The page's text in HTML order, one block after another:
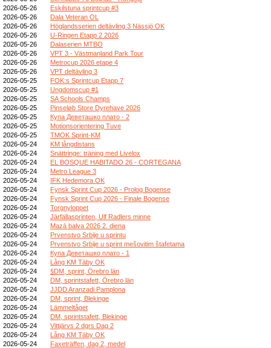
2026-05-26
Eskilstuna sprintcup #3
2026-05-26
Dala Veteran OL
2026-05-26
Höglandsserien deltävling 3 Nässjö OK
2026-05-26
U-Ringen Etapp 2 2026
2026-05-26
Dalaserien MTBO
2026-05-26
VPT 3 - Västmanland Park Tour
2026-05-26
Metrocup 2026 etape 4
2026-05-26
VPT deltävling 3
2026-05-25
FOK:s Sprintcup Etapp 7
2026-05-25
Ungdomscup #1
2026-05-25
SA Schools Champs
2026-05-25
Pinseløb Store Dyrehave 2026
2026-05-25
Купа Деветашко плато - 2
2026-05-25
Motionsorientering Tuve
2026-05-25
TMOK Sprint-KM
2026-05-24
KM långdistans
2026-05-24
Snättringe: träning med Livelox
2026-05-24
EL BOSQUE HABITADO 26 - CORTEGANA
2026-05-24
Metro League 3
2026-05-24
IFK Hedemora OK
2026-05-24
Fynsk Sprint Cup 2026 - Prolog Bogense
2026-05-24
Fynsk Sprint Cup 2026 - Finale Bogense
2026-05-24
Torgnyloppet
2026-05-24
Järfällasprinten, Ulf Radlers minne
2026-05-24
Mazā balva 2026 2. diena
2026-05-24
Prvenstvo Srbije u sprintu
2026-05-24
Prvenstvo Srbije u sprint mešovitim štafetama
2026-05-24
Купа Деветашко плато - 1
2026-05-24
Lång KM Täby OK
2026-05-24
§DM, sprint, Örebro län
2026-05-24
DM, sprintstafett, Örebro län
2026-05-24
JJDD Aranzadi Pamplona
2026-05-24
DM, sprint, Blekinge
2026-05-24
Lämmeltåget
2026-05-24
DM, sprintstafett, Blekinge
2026-05-24
Vittjärvs 2 dgrs Dag 2
2026-05-24
Lång KM Täby OK
2026-05-24
Faxeträffen, dag 2, medel